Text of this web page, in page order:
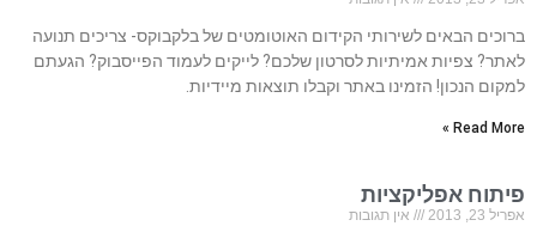
ברוכים הבאים לשירותי הקידום האוטומטים של בלקבוקס- צריכים תנועה
לאתר? צפיות אמיתיות לסרטון שלכם? לייקים לעמוד הפייסבוק? הגעתם
למקום הנכון! הזמינו באתר וקבלו תוצאות מיידיות.
Read More »
פיתוח אפליקציות
אפריל 23, 2013 אין תגובות